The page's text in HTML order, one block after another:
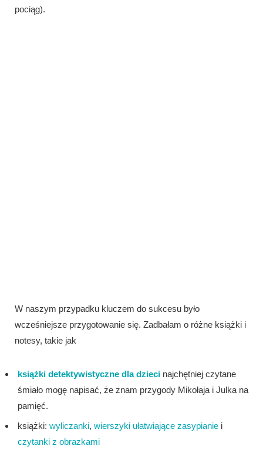
pociąg).
W naszym przypadku kluczem do sukcesu było
wcześniejsze przygotowanie się. Zadbałam o różne książki i
notesy, takie jak
książki detektywistyczne dla dzieci najchętniej czytane
śmiało mogę napisać, że znam przygody Mikołaja i Julka na
pamięć.
książki: wyliczanki, wierszyki ułatwiające zasypianie i
czytanki z obrazkami